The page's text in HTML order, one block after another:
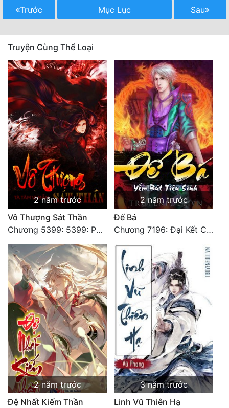
Trước Mục Lục Sau
Truyện Cùng Thể Loại
2 năm trước
Vô Thượng Sát Thần
Chương 5399: 5399: Phá giải
2 năm trước
Đế Bá
Chương 7196: Đại Kết Cục
2 năm trước
Đệ Nhất Kiếm Thần
3 năm trước
Linh Vũ Thiên Hạ